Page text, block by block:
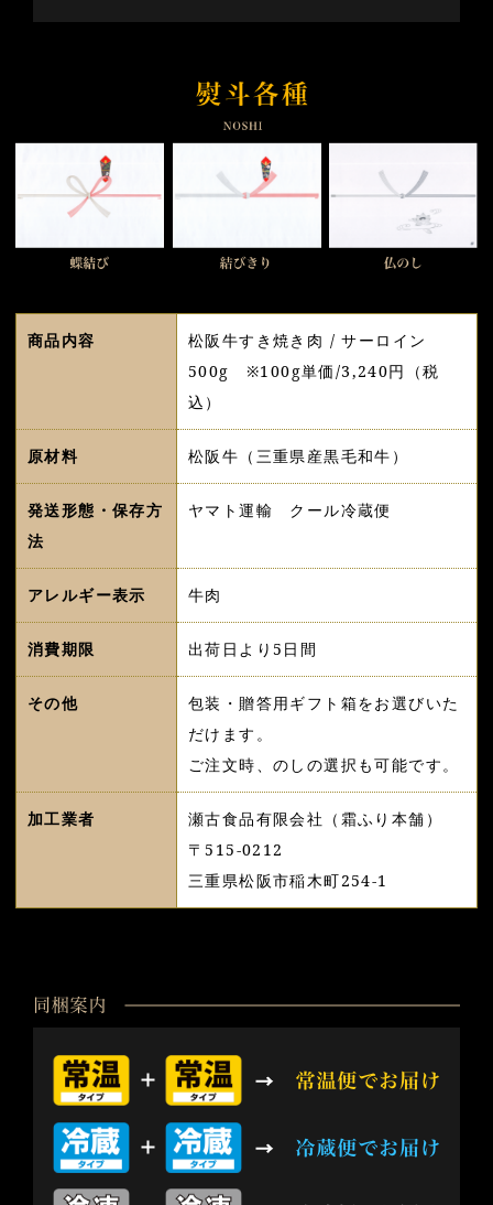
商品内容
松阪牛すき焼き肉 / サーロイン
500g ※100g単価/3,240円（税
込）
原材料 松阪牛（三重県産黒毛和牛）
発送形態・保存方
法
ヤマト運輸 クール冷蔵便
アレルギー表示 牛肉
消費期限 出荷日より5日間
その他
包装・贈答用ギフト箱をお選びいた
だけます。
ご注文時、のしの選択も可能です。
加工業者
瀬古食品有限会社（霜ふり本舗）
〒515-0212
三重県松阪市稲木町254-1